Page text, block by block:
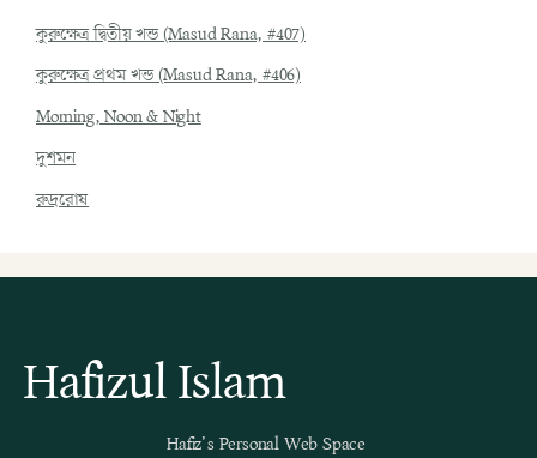
কুরুক্ষেত্র দ্বিতীয় খন্ড (Masud Rana, #407)
কুরুক্ষেত্র প্রথম খন্ড (Masud Rana, #406)
Morning, Noon & Night
দুশমন
রুদ্ররোষ
Hafizul Islam
Hafiz’s Personal Web Space